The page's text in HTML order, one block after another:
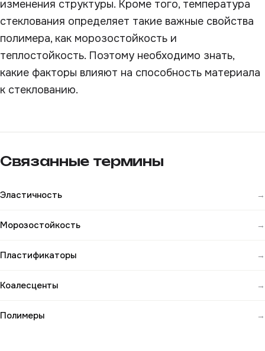
изменения структуры. Кроме того, температура
стеклования определяет такие важные свойства
полимера, как морозостойкость и
теплостойкость. Поэтому необходимо знать,
какие факторы влияют на способность материала
к стеклованию.
Связанные термины
Эластичность →
Морозостойкость →
Пластификаторы →
Коалесценты →
Полимеры →